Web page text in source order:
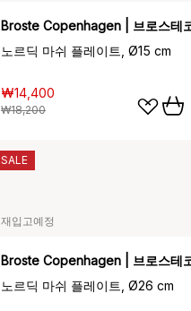
Broste Copenhagen | 브로스테
노르딕 마쉬 플레이트, Ø15 cm
₩14,400
₩18,200
재입고예정
Broste Copenhagen | 브로스테
노르딕 마쉬 플레이트, Ø26 cm
SALE